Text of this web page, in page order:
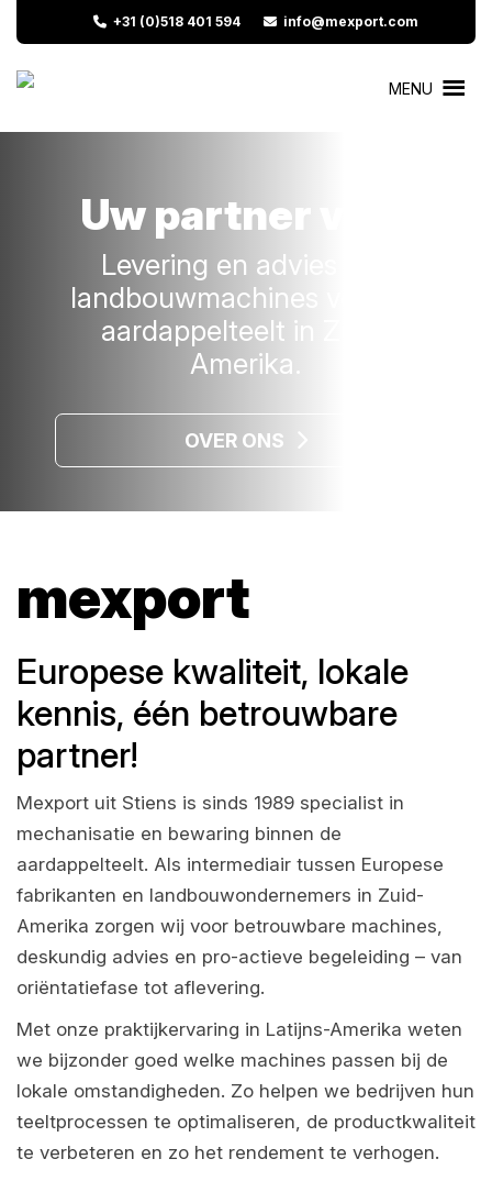
+31 (0)518 401 594 info@mexport.com
MENU
Uw partner voor
Levering en advies van
landbouwmachines voor de
aardappelteelt in Zuid-
Amerika.
OVER ONS
mexport
Europese kwaliteit, lokale
kennis, één betrouwbare
partner!
Mexport uit Stiens is sinds 1989 specialist in
mechanisatie en bewaring binnen de
aardappelteelt. Als intermediair tussen Europese
fabrikanten en landbouwondernemers in Zuid-
Amerika zorgen wij voor betrouwbare machines,
deskundig advies en pro-actieve begeleiding – van
oriëntatiefase tot aflevering.
Met onze praktijkervaring in Latijns-Amerika weten
we bijzonder goed welke machines passen bij de
lokale omstandigheden. Zo helpen we bedrijven hun
teeltprocessen te optimaliseren, de productkwaliteit
te verbeteren en zo het rendement te verhogen.